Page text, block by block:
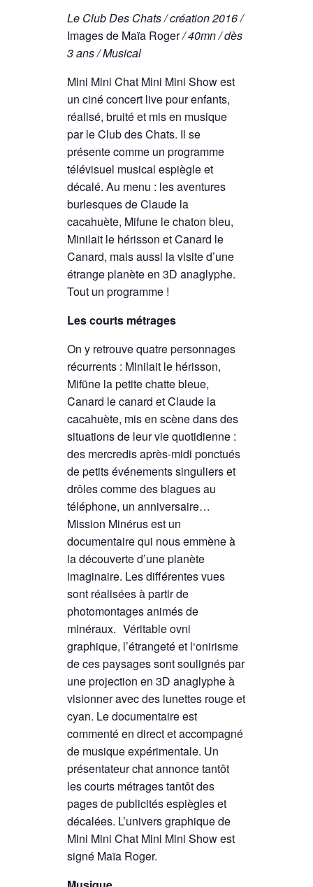
Le Club Des Chats / création 2016 /
Images de Maïa Roger/ 40mn / dès
3 ans / Musical
Mini Mini Chat Mini Mini Show est
un ciné concert live pour enfants,
réalisé, bruité et mis en musique
par le Club des Chats. Il se
présente comme un programme
télévisuel musical espiègle et
décalé. Au menu : les aventures
burlesques de Claude la
cacahuète, Mifune le chaton bleu,
Minilait le hérisson et Canard le
Canard, mais aussi la visite d’une
étrange planète en 3D anaglyphe.
Tout un programme !
Les courts métrages
On y retrouve quatre personnages
récurrents : Minilait le hérisson,
Mifüne la petite chatte bleue,
Canard le canard et Claude la
cacahuète, mis en scène dans des
situations de leur vie quotidienne :
des mercredis après-midi ponctués
de petits événements singuliers et
drôles comme des blagues au
téléphone, un anniversaire…
Mission Minérus est un
documentaire qui nous emmène à
la découverte d’une planète
imaginaire. Les différentes vues
sont réalisées à partir de
photomontages animés de
minéraux. Véritable ovni
graphique, l’étrangeté et l‘onirisme
de ces paysages sont soulignés par
une projection en 3D anaglyphe à
visionner avec des lunettes rouge et
cyan. Le documentaire est
commenté en direct et accompagné
de musique expérimentale. Un
présentateur chat annonce tantôt
les courts métrages tantôt des
pages de publicités espiègles et
décalées. L’univers graphique de
Mini Mini Chat Mini Mini Show est
signé Maïa Roger.